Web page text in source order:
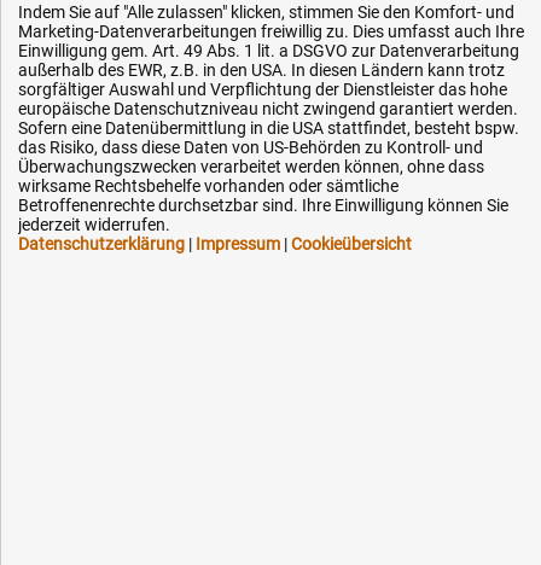
OEM-Ersatzteile
Technik-Hilfe
Downloads
Kontakt
Ihre Hytec-Hydraulik Vorteile
Schneller Versand, meist am selben Tag
Indem Sie auf "Alle zulassen" klicken, stimmen Sie den Komfort- und
Marketing-Datenverarbeitungen freiwillig zu. Dies umfasst auch Ihre
Einwilligung gem. Art. 49 Abs. 1 lit. a DSGVO zur Datenverarbeitung
außerhalb des EWR, z.B. in den USA. In diesen Ländern kann trotz
sorgfältiger Auswahl und Verpflichtung der Dienstleister das hohe
europäische Datenschutzniveau nicht zwingend garantiert werden.
Sofern eine Datenübermittlung in die USA stattfindet, besteht bspw.
das Risiko, dass diese Daten von US-Behörden zu Kontroll- und
Überwachungszwecken verarbeitet werden können, ohne dass
wirksame Rechtsbehelfe vorhanden oder sämtliche
Betroffenenrechte durchsetzbar sind. Ihre Einwilligung können Sie
jederzeit widerrufen.
Datenschutzerklärung | Impressum |Cookieübersicht